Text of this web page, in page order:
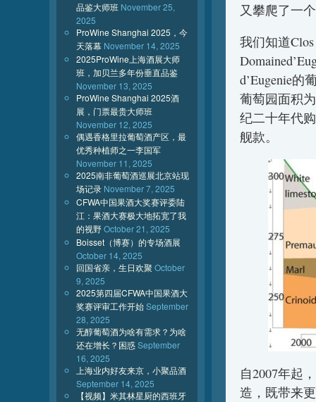
又攀爬了一
我们知道
d’Eugenie的
葡萄园面积
纪二十年代
舰款。
自2007年起
造，既带来
品鉴大师班 November 25,
2025
ProWine Shanghai 2025，今
天落幕 November 14, 2025
2025ProWine上海酒展大师
班，加贝兰多年份垂直品鉴
November 13, 2025
ProWine Shanghai 2025酒
展，门票最贵大师班
November 12, 2025
偶遇香格里拉葡萄酒产区，最
优秀种植师之一李国军
November 11, 2025
2025南非葡萄酒巡展北京站现
场记录 November 7, 2025
CFWA中国果酒大奖赛评委陆
江：果酒大赛极大地拓宽了我
的视野October 21, 2025
Boisset（博赛）的专场酒展
October 14, 2025
回国省亲，生日欢聚 October
9, 2025
2025第四届CFWA中国果酒大
奖赛评审工作开始September
28, 2025
无醇葡萄酒为啥有需求？为啥
还在增长？困惑September
16, 2025
上海业内好友来京，小聚品酒
September 14, 2025
【视频】米其林星厨的西班牙